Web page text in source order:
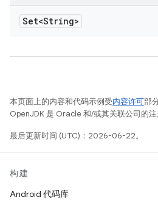
Set<String>
本页面上的内容和代码示例受内容许可部
OpenJDK 是 Oracle 和/或其关联公司的注
最后更新时间 (UTC)：2026-06-22。
构建
Android 代码库